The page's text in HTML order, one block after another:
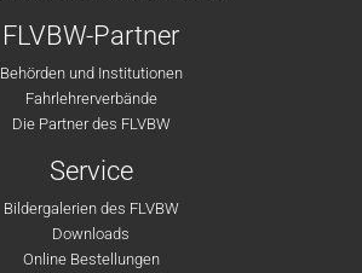
FLVBW-Partner
Behörden und Institutionen
Fahrlehrerverbände
Die Partner des FLVBW
Service
Bildergalerien des FLVBW
Downloads
Online Bestellungen